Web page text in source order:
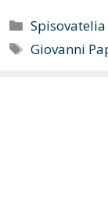
Kategórie
Spisovatelia
Značky
Giovanni